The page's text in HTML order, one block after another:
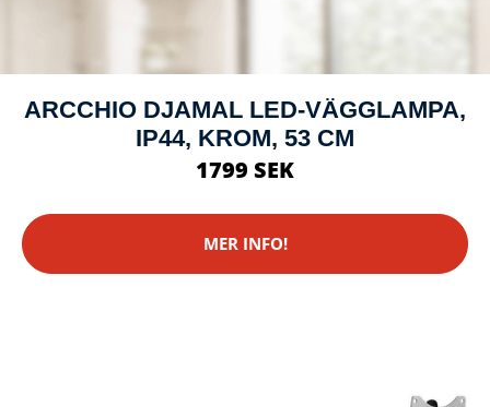
ARCCHIO DJAMAL LED-VÄGGLAMPA,
IP44, KROM, 53 CM
1799 SEK
MER INFO!